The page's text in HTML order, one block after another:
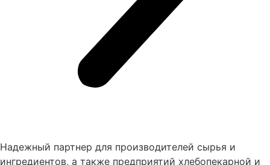
Надежный партнер для производителей сырья и
ингредиентов, а также предприятий хлебопекарной и